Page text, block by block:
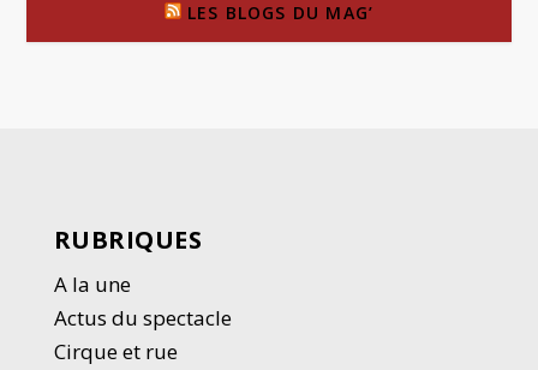
LES BLOGS DU MAG’
RUBRIQUES
A la une
Actus du spectacle
Cirque et rue